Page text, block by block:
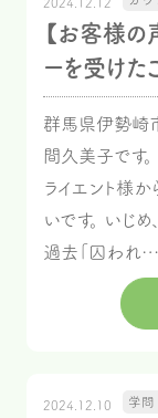
【お客様の
ーを受けた
群馬県伊勢崎
間久美子です
ライエント様か
いです。 いじ
過去「囚われ…
2024.12.10 学問